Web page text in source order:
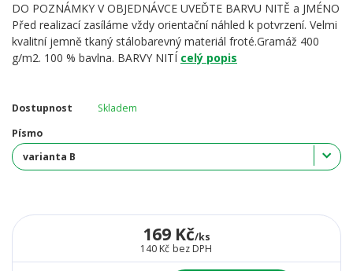
DO POZNÁMKY V OBJEDNÁVCE UVEĎTE BARVU NITĚ a JMÉNO
Před realizací zasíláme vždy orientační náhled k potvrzení. Velmi
kvalitní jemně tkaný stálobarevný materiál froté.Gramáž 400
g/m2. 100 % bavlna. BARVY NITÍ celý popis
Dostupnost
Skladem
Písmo
169 Kč/ks
140 Kč bez DPH